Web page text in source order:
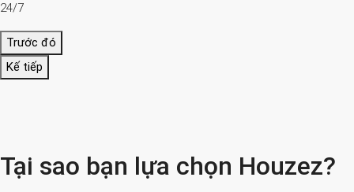
24/7
Trước đó
Kế tiếp
Tại sao bạn lựa chọn Houzez?